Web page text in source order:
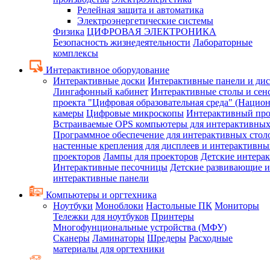
Релейная защита и автоматика
Электроэнергетические системы
Физика ЦИФРОВАЯ ЭЛЕКТРОНИКА
Безопасность жизнедеятельности Лабораторные
комплексы
Интерактивное оборудование
Интерактивные доски Интерактивные панели и
Лингафонный кабинет Интерактивные столы и
проекта "Цифровая образовательная среда"
камеры Цифровые микроскопы Интерактивный
Встраиваемые OPS компьютеры для
Программное обеспечение для интерактивных
настенные крепления для дисплеев и
проекторов Лампы для проекторов Детские
Интерактивные песочницы Детские развивающие
интерактивные панели
Компьютеры и оргтехника
Ноутбуки Моноблоки Настольные ПК Мониторы
Тележки для ноутбуков Принтеры
Многофунциональные устройства (МФУ)
Сканеры Ламинаторы Шредеры Расходные
материалы для оргтехники